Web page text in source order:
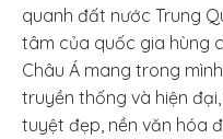
quanh đất nước Trung
tâm của quốc gia hùng
Châu Á mang trong
truyền thống và hiện
tuyệt đẹp, nền văn hóa